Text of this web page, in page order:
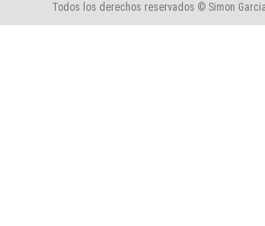
Todos los derechos reservados © Simon